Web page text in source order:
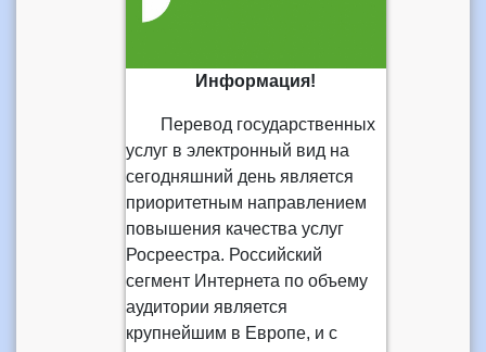
Информация!
Перевод государственных
услуг в электронный вид на
сегодняшний день является
приоритетным направлением
повышения качества услуг
Росреестра. Российский
сегмент Интернета по объему
аудитории является
крупнейшим в Европе, и с